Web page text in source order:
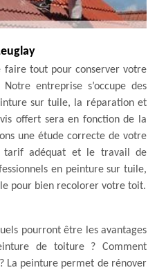
faire tout pour conserver votre
entreprise s’occupe des
sur tuile, la réparation et
offert sera en fonction de la
une étude correcte de votre
tarif adéquat et le travail de
en peinture sur tuile,
pour bien recolorer votre toit.
pourront être les avantages
de toiture ? Comment
La peinture permet de rénover